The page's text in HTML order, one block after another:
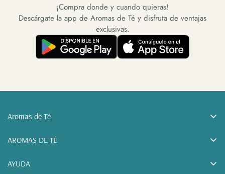
¡Compra donde y cuando quieras!
Descárgate la app de Aromas de Té y disfruta de ventajas
exclusivas.
Aromas de Té
accesorios para el té, desde Sonseca (Toledo).
AROMAS DE TÉ
Sobre nosotros
AYUDA